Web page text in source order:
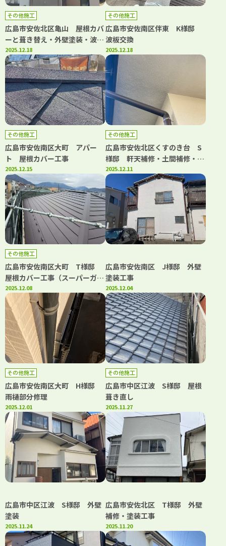
その他施工
広島市安佐北区亀山 屋根カバ
ーと葺き替え・外壁塗装・波板
交換工事
2025.12.18
その他施工
広島市安佐南区伴東 K様邸
波板交換
2025.12.18
その他施工
広島市安佐南区大町 アパー
ト 屋根カバー工事
2025.12.15
その他施工
広島市安佐北区くすのき台 S
様邸 軒天補修・土間補修・屋
根補修工事
2025.12.11
その他施工
広島市安佐南区大町 T様邸
屋根カバー工事（スーパーガル
テクトフッ素）
2025.12.08
広島市安佐南区 J様邸 外壁
塗装工事
2025.12.04
その他施工
広島市安佐南区大町 H様邸
雨樋部分修理
2025.12.01
その他施工
広島市中区江波 S様邸 屋根
葺き直し
2025.11.27
広島市中区江波 S様邸 外壁
塗装
2025.11.24
広島市安佐北区 T様邸 外壁
補修・塗装工事
2025.11.20